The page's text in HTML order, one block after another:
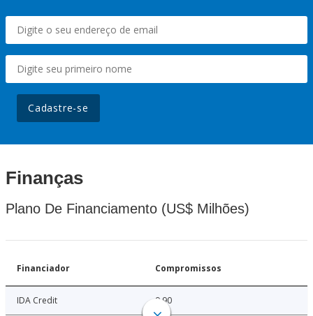
Cadastre-se
Finanças
Plano De Financiamento (US$ Milhões)
Financiador Compromissos
IDA Credit 9.90